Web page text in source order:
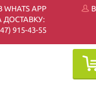
APP
ДОСТАВКУ:
915-43-55